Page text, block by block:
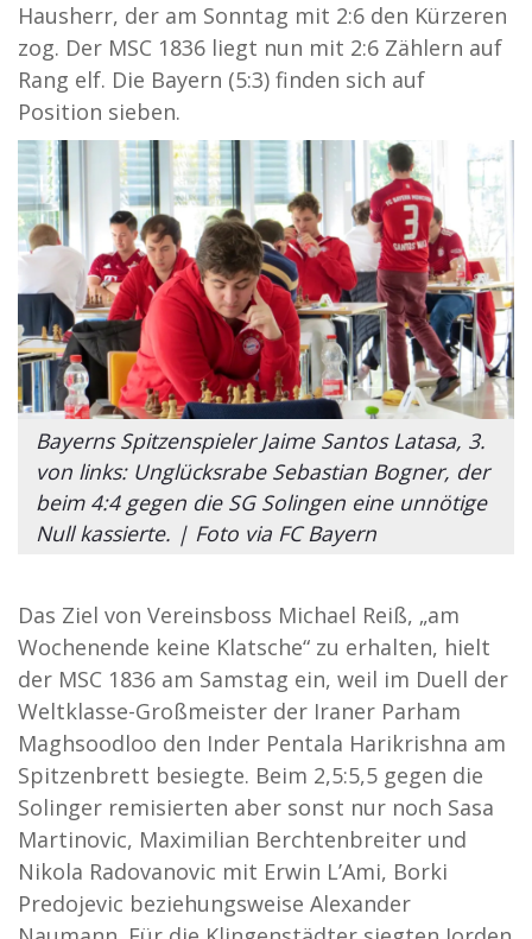
Hausherr, der am Sonntag mit 2:6 den Kürzeren
zog. Der MSC 1836 liegt nun mit 2:6 Zählern auf
Rang elf. Die Bayern (5:3) finden sich auf
Position sieben.
Bayerns Spitzenspieler Jaime Santos Latasa, 3.
von links: Unglücksrabe Sebastian Bogner, der
beim 4:4 gegen die SG Solingen eine unnötige
Null kassierte. | Foto via FC Bayern
Das Ziel von Vereinsboss Michael Reiß, „am
Wochenende keine Klatsche“ zu erhalten, hielt
der MSC 1836 am Samstag ein, weil im Duell der
Weltklasse-Großmeister der Iraner Parham
Maghsoodloo den Inder Pentala Harikrishna am
Spitzenbrett besiegte. Beim 2,5:5,5 gegen die
Solinger remisierten aber sonst nur noch Sasa
Martinovic, Maximilian Berchtenbreiter und
Nikola Radovanovic mit Erwin L’Ami, Borki
Predojevic beziehungsweise Alexander